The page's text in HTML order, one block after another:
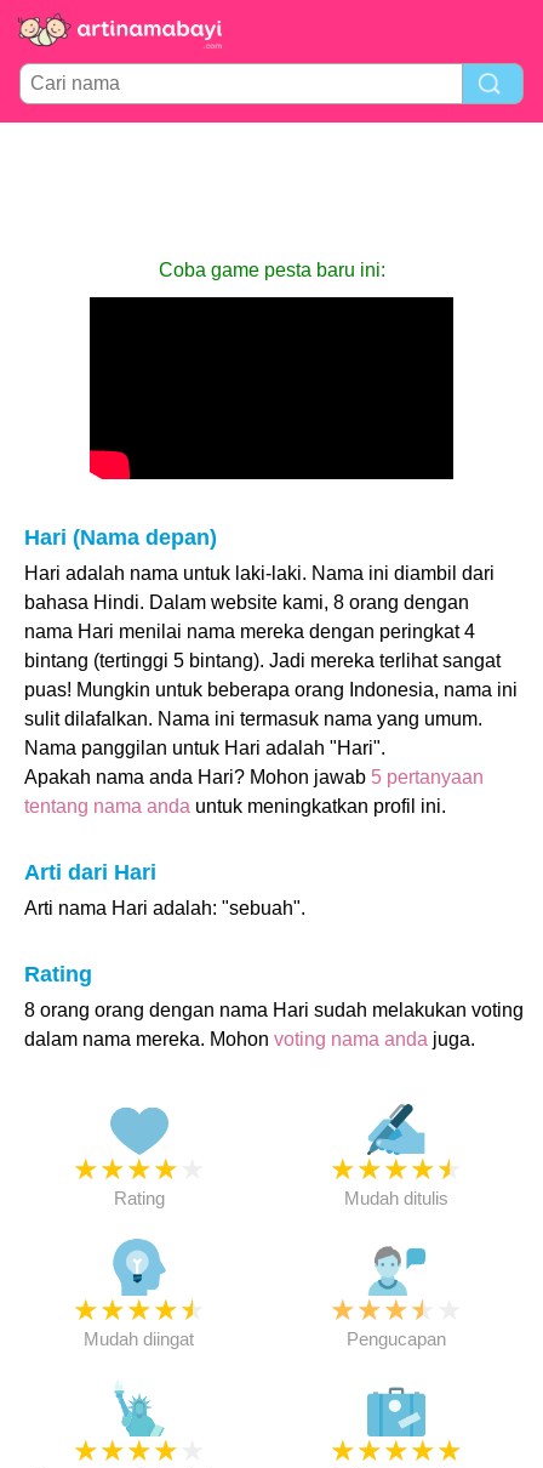
Coba game pesta baru ini:
Hari (Nama depan)
Hari adalah nama untuk laki-laki. Nama ini diambil dari
bahasa Hindi. Dalam website kami, 8 orang dengan
nama Hari menilai nama mereka dengan peringkat 4
bintang (tertinggi 5 bintang). Jadi mereka terlihat sangat
puas! Mungkin untuk beberapa orang Indonesia, nama ini
sulit dilafalkan. Nama ini termasuk nama yang umum.
Nama panggilan untuk Hari adalah "Hari".
Apakah nama anda Hari? Mohon jawab 5 pertanyaan
tentang nama anda untuk meningkatkan profil ini.
Arti dari Hari
Arti nama Hari adalah: "sebuah".
Rating
8 orang orang dengan nama Hari sudah melakukan voting
dalam nama mereka. Mohon voting nama anda juga.
★★★★
Rating
★★★★★
Mudah ditulis
★★★★★
Mudah diingat
★★★★
Pengucapan
★★★★ ★★★★★